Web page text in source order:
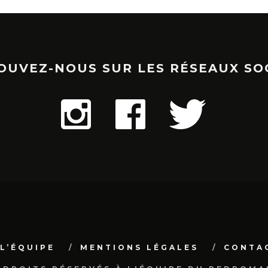
NOUS SUR LES RÉSEAUX
L’ÉQUIPE MENTIONS LÉGALES